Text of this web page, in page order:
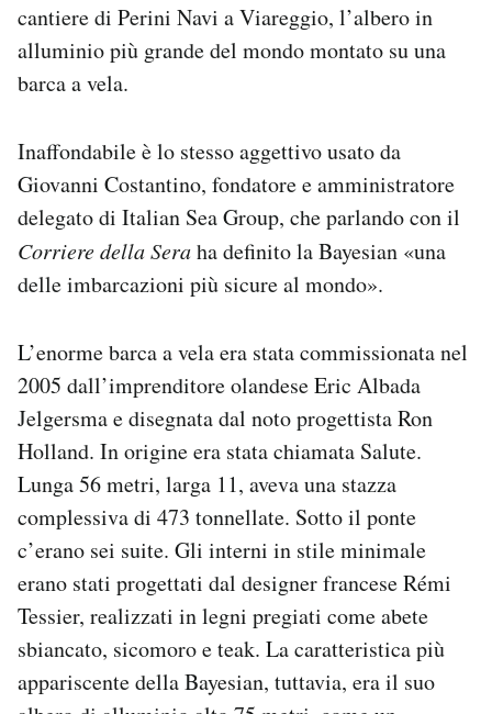
cantiere di Perini Navi a Viareggio, l’albero in
alluminio più grande del mondo montato su una
barca a vela.
Inaffondabile è lo stesso aggettivo usato da
Giovanni Costantino, fondatore e amministratore
delegato di Italian Sea Group, che parlando con il
Corriere della Seraha definito la Bayesian «una
delle imbarcazioni più sicure al mondo».
L’enorme barca a vela era stata commissionata nel
2005 dall’imprenditore olandese Eric Albada
Jelgersma e disegnata dal noto progettista Ron
Holland. In origine era stata chiamata Salute.
Lunga 56 metri, larga 11, aveva una stazza
complessiva di 473 tonnellate. Sotto il ponte
c’erano sei suite. Gli interni in stile minimale
erano stati progettati dal designer francese Rémi
Tessier, realizzati in legni pregiati come abete
sbiancato, sicomoro e teak. La caratteristica più
appariscente della Bayesian, tuttavia, era il suo